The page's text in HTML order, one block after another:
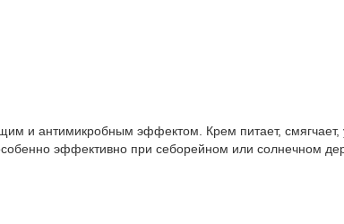
и антимикробным эффектом. Крем питает,
эффективно при себорейном или солнечном